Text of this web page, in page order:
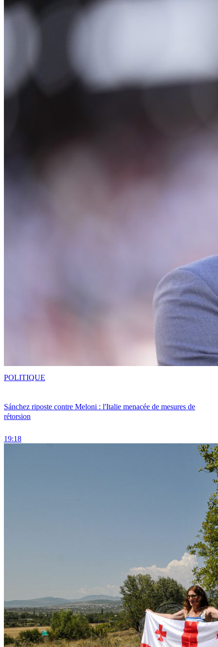
Sánchez riposte contre Meloni : l'Italie menacée de mesures de
rétorsion
19:18
POLITIQUE